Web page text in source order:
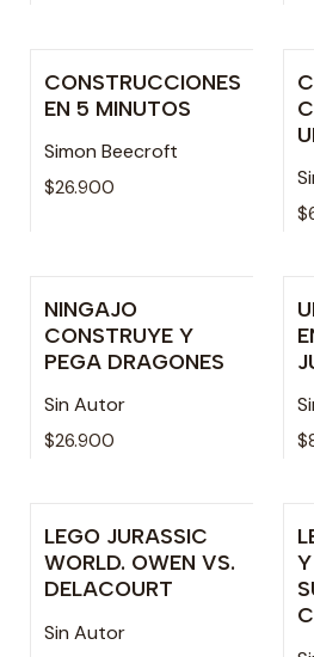
Agotado
CONSTRUCCIONES
EN 5 MINUTOS
Simon Beecroft
$26.900
Agotado
NINGAJO
CONSTRUYE Y
PEGA DRAGONES
Sin Autor
$26.900
Agotado
LEGO JURASSIC
WORLD. OWEN VS.
DELACOURT
Sin Autor